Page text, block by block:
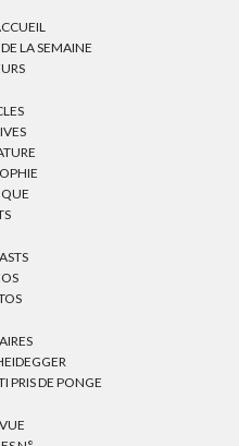
LA SEMAINE
PRIS DE PONGE